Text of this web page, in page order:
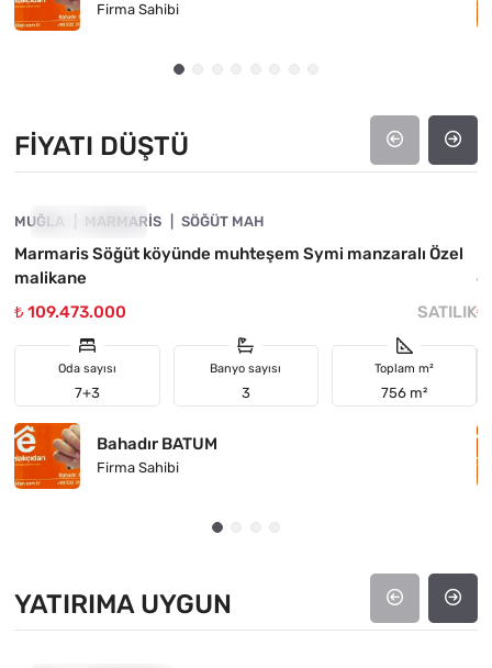
Firma Sahibi
FIYATI DÜŞTÜ
FIYATI DÜŞTÜ
MUĞLA MARMARIS SÖĞÜT MAH
Marmaris Söğüt köyünde muhteşem Symi manzaralı Özel
malikane
₺ 109.473.000
SATILIK
Oda sayısı
7+3
Banyo sayısı
3
Toplam m²
756 m²
Bahadır BATUM
Firma Sahibi
₺
YATIRIMA UYGUN